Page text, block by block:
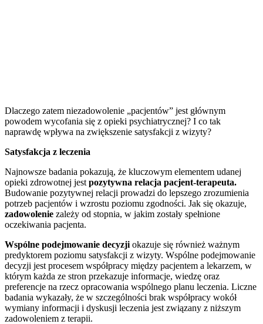
Dlaczego zatem niezadowolenie „pacjentów” jest głównym
powodem wycofania się z opieki psychiatrycznej? I co tak
naprawdę wpływa na zwiększenie satysfakcji z wizyty?
Satysfakcja z leczenia
Najnowsze badania pokazują, że kluczowym elementem udanej
opieki zdrowotnej jest pozytywna relacja pacjent-terapeuta.
Budowanie pozytywnej relacji prowadzi do lepszego zrozumienia
potrzeb pacjentów i wzrostu poziomu zgodności. Jak się okazuje,
zadowolenie zależy od stopnia, w jakim zostały spełnione
oczekiwania pacjenta.
Wspólne podejmowanie decyzji okazuje się również ważnym
predyktorem poziomu satysfakcji z wizyty. Wspólne podejmowanie
decyzji jest procesem współpracy między pacjentem a lekarzem, w
którym każda ze stron przekazuje informacje, wiedzę oraz
preferencje na rzecz opracowania wspólnego planu leczenia. Liczne
badania wykazały, że w szczególności brak współpracy wokół
wymiany informacji i dyskusji leczenia jest związany z niższym
zadowoleniem z terapii.